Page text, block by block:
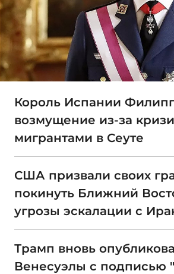
Король Испании
возмущение из-за
мигрантами в Сеуте
США призвали своих
покинуть Ближний
угрозы эскалации с
Трамп вновь
Венесуэлы с подписью